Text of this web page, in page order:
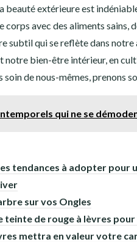
beauté extérieure est
avec des aliments
subtil qui se reflète dans
notre bien-être intérieur, en
de nous-mêmes, prenons
qui ne se
tendances à adopter pour
sur vos Ongles
teinte de rouge à lèvres
mettra en valeur votre